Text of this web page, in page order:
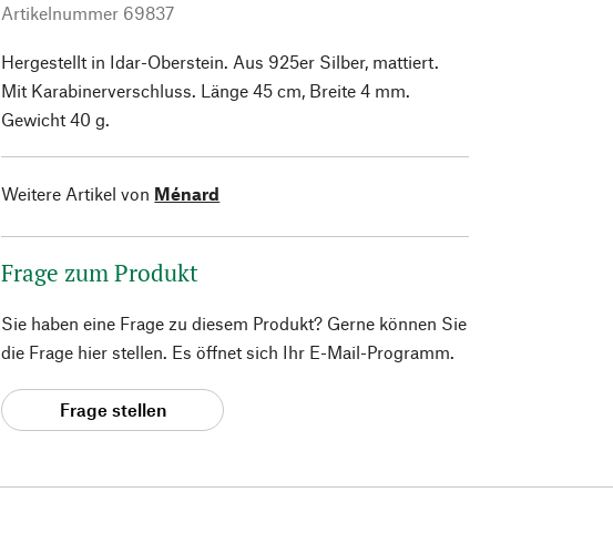
Artikelnummer 69837
Hergestellt in Idar-Oberstein. Aus 925er Silber, mattiert.
Mit Karabinerverschluss. Länge 45 cm, Breite 4 mm.
Gewicht 40 g.
Weitere Artikel von Ménard
Frage zum Produkt
Sie haben eine Frage zu diesem Produkt? Gerne können Sie
die Frage hier stellen. Es öffnet sich Ihr E-Mail-Programm.
Frage stellen